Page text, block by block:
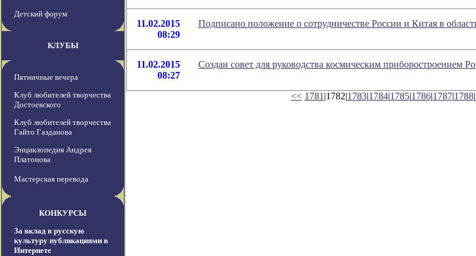
Детский форум
КЛУБЫ
Пятничные вечера
Клуб любителей творчества
Достоевского
Клуб любителей творчества
Гайто Газданова
Энциклопедия Андрея
Платонова
Мастерская перевода
КОНКУРСЫ
За вклад в русскую
культуру публикациями в
Интернете
11.02.2015
08:29
Подписано положение о сотрудничестве России и Китая в
11.02.2015
08:27
Создан совет для руководства космическим приборостроением
<< 1781 |1782|1783|1784|1785|1786|1787|1788|